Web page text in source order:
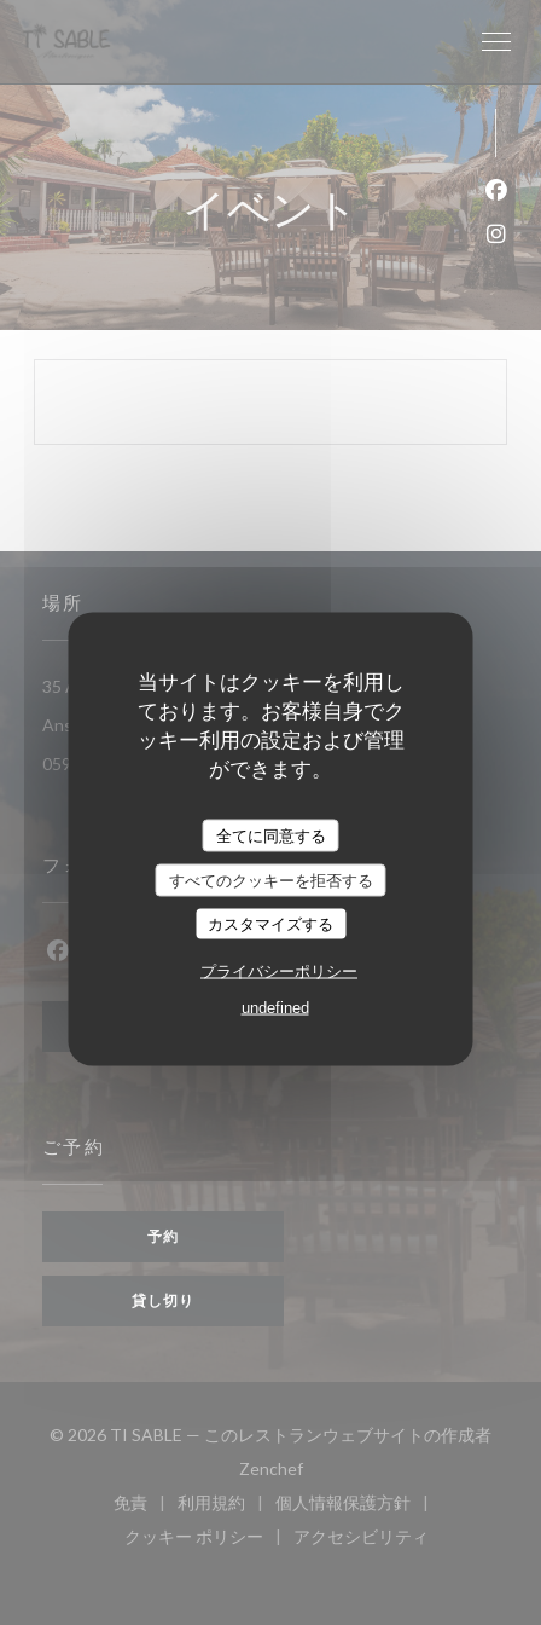
当サイトはクッキーを利用し
ております。お客様自身でク
ッキー利用の設定および管理
ができます。
全てに同意する
すべてのクッキーを拒否する
カスタマイズする
プライバシーポリシー
undefined
イベント
場所
35 Allée des Raisiniers, Quartier Grande Anse 97217 Les
Anses D'Arlet((新しいウィンドウで開きます))
0596 68 62 44
フォローしてください
Facebook ((新しいウィンドウで開きます))
Instagram ((新しいウィンドウで開きます))
ご予約
予約
貸し切り
© 2026 TI SABLE — このレストランウェブサイトの作成者
Zenchef((新しいウィンドウで開きます))
免責
((新しいウィンドウで開きます))
利用規約
((新しいウィンドウで開きます))
個人情報保護方針
((新しいウィンドウで開
クッキー ポリシー
((新しいウィンドウで開きます))
アクセシビリティ
((新しいウィンドウで